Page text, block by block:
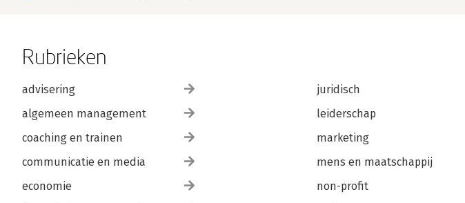
Rubrieken
advisering
algemeen management
coaching en trainen
communicatie en media
economie
juridisch
leiderschap
marketing
mens en maatschappij
non-profit